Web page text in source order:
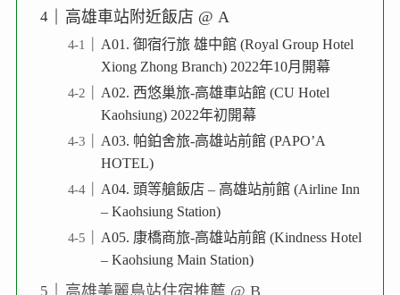
高雄車站附近飯店 @ A
A01. 御宿行旅 雄中館 (Royal Group Hotel
Xiong Zhong Branch) 2022年10月開幕
A02. 西悠巢旅-高雄車站館 (CU Hotel
Kaohsiung) 2022年初開幕
A03. 帕鉑舍旅-高雄站前館 (PAPO’A
HOTEL)
A04. 頭等艙飯店 – 高雄站前館 (Airline Inn
– Kaohsiung Station)
A05. 康橋商旅-高雄站前館 (Kindness Hotel
– Kaohsiung Main Station)
高雄美麗島站住宿推薦 @ B